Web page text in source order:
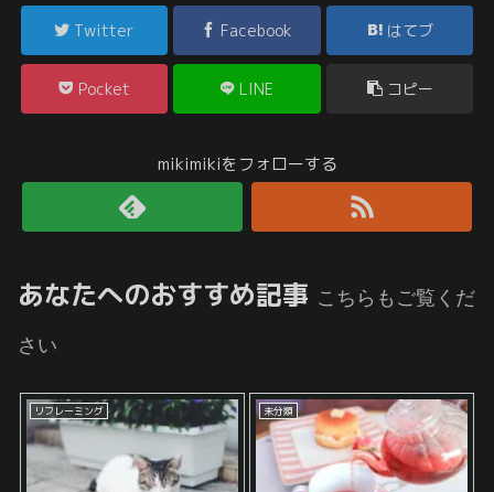
Twitter Facebook はてブ
Pocket LINE コピー
mikimikiをフォローする
あなたへのおすすめ記事 こちらもご覧くだ
さい
リフレーミング 未分類